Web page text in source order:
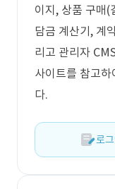
이지, 상품 구매(
담금 계산기, 계
리고 관리자
사이트를 참고하
다.
로